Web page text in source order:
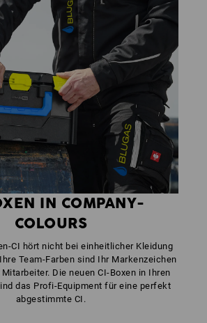
IN COMPANY-
COLOURS
CI hört nicht bei einheitlicher Kleidung
Team-Farben sind Ihr Markenzeichen
Die neuen CI-Boxen in Ihren
das Profi-Equipment für eine perfekt
abgestimmte CI.